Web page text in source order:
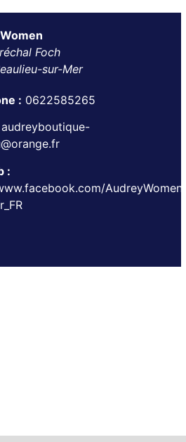
Foch
sur-Mer
: 0622585265
audreyboutique-
:
AudreyWomen/?